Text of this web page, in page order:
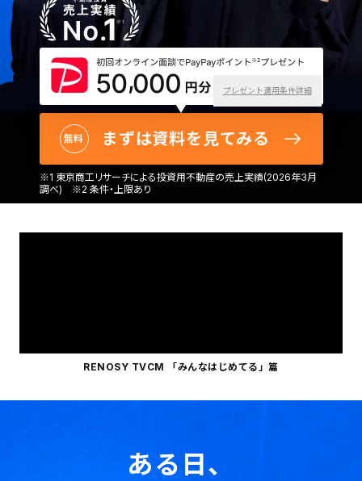
プレゼント適用条件詳細
無料 まずは資料を見てみる
※1 東京商工リサーチによる投資用不動産の売上実績(2026年3月
調べ) ※2 条件・上限あり
RENOSY TVCM 「みんなはじめてる」篇
ある日、